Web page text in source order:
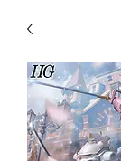
WECHAT 微信諮詢